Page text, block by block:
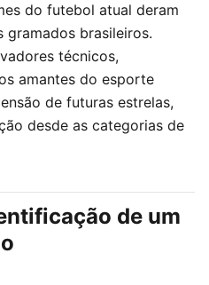
do futebol atual deram
gramados brasileiros.
técnicos,
amantes do esporte
de futuras estrelas,
desde as categorias de
de um